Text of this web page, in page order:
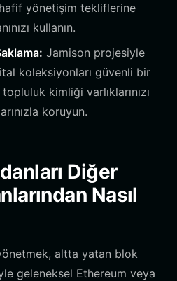
hafif yönetişim tekliflerine
kullanın.
Jamison projesiyle
koleksiyonları güvenli bir
kimliği varlıklarınızı
koruyun.
Diğer
Nasıl
altta yatan blok
geleneksel Ethereum veya